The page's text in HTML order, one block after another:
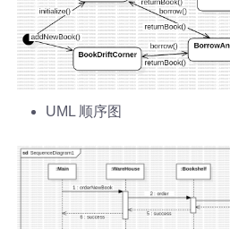
UML 顺序图